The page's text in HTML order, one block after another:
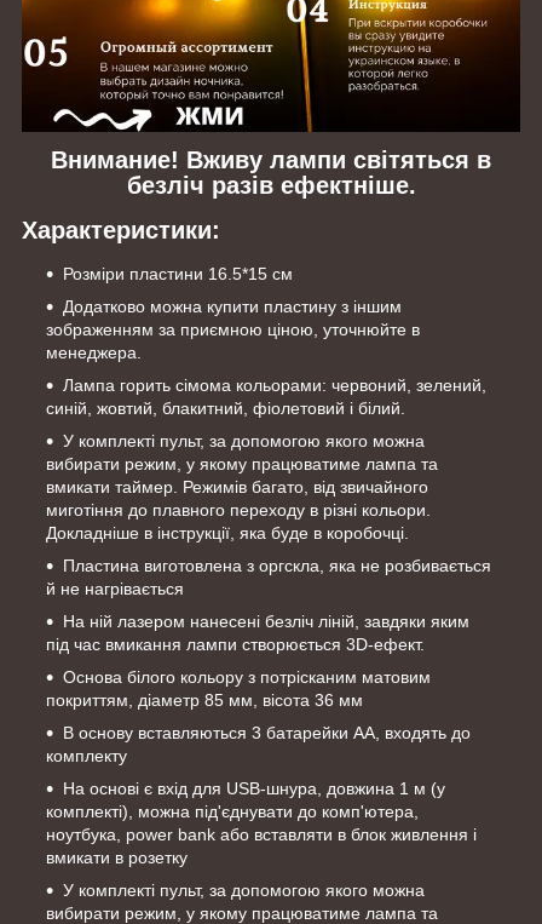
Внимание! Вживу лампи світяться в
безліч разів ефектніше.
Характеристики:
Розміри пластини 16.5*15 см
Додатково можна купити пластину з іншим
зображенням за приємною ціною, уточнюйте в
менеджера.
Лампа горить сімома кольорами: червоний, зелений,
синій, жовтий, блакитний, фіолетовий і білий.
У комплекті пульт, за допомогою якого можна
вибирати режим, у якому працюватиме лампа та
вмикати таймер. Режимів багато, від звичайного
миготіння до плавного переходу в різні кольори.
Докладніше в інструкції, яка буде в коробочці.
Пластина виготовлена з оргскла, яка не розбивається
й не нагрівається
На ній лазером нанесені безліч ліній, завдяки яким
під час вмикання лампи створюється 3D-ефект.
Основа білого кольору з потрісканим матовим
покриттям, діаметр 85 мм, вісота 36 мм
В основу вставляються 3 батарейки АА, входять до
комплекту
На основі є вхід для USB-шнура, довжина 1 м (у
комплекті), можна під'єднувати до комп'ютера,
ноутбука, power bank або вставляти в блок живлення і
вмикати в розетку
У комплекті пульт, за допомогою якого можна
вибирати режим, у якому працюватиме лампа та